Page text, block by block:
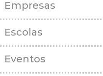
Empresas
Escolas
Eventos